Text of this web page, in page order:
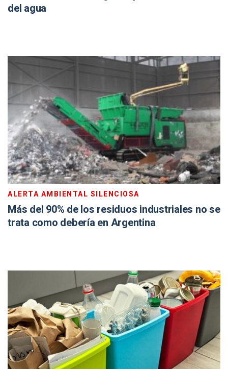
del agua
ALERTA AMBIENTAL SILENCIOSA
Más del 90% de los residuos industriales no se
trata como debería en Argentina